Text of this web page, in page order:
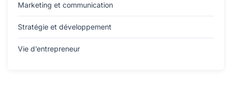
Marketing et communication
Stratégie et développement
Vie d’entrepreneur